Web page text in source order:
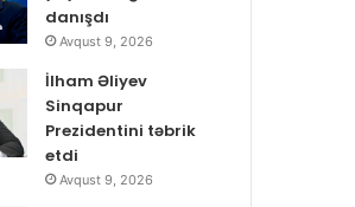
danışdı
Avqust 9, 2026
İlham Əliyev
Sinqapur
Prezidentini təbrik
etdi
Avqust 9, 2026